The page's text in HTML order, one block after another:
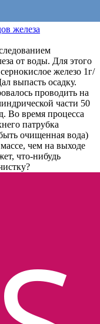
железа
от воды. Для этого
железо 1г/
выпасть осадку.
проводить на
части 50
Во время процесса
патрубка
очищенная вода)
чем на выходе
что-нибудь